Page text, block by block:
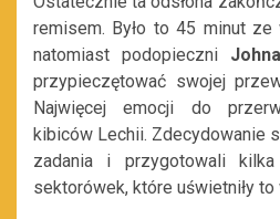
remisem. Było to 45 minut ze
natomiast podopieczni
przypieczętować swojej
Najwięcej emocji do
kibiców Lechii. Zdecydowanie
zadania i przygotowali kilka
sektorówek, które uświetniły